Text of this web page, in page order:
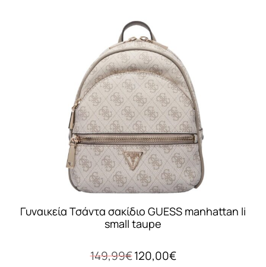
Γυναικεία Τσάντα σακίδιο GUESS manhattan li
small taupe
149,99€ Original
120,00€Η